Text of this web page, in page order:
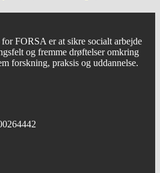
FORSA er at sikre socialt arbejde
og fremme drøftelser omkring
forskning, praksis og uddannelse.